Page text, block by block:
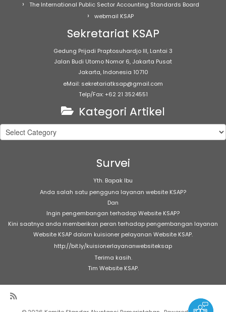
The International Public Sector Accounting Standards Board
webmail KSAP
Sekretariat KSAP
Gedung Prijadi Praptosuhardjo III, Lantai 3
Jalan Budi Utomo Nomor 6, Jakarta Pusat
Jakarta, Indonesia 10710
eMail: sekretariatksap@gmail.com
Telp/Fax: +62 21 3524551
Kategori Artikel
Kategori
Artikel
Survei
Yth. Bapak Ibu
Anda salah satu pengguna layanan website KSAP?
Dan
Ingin pengembangan terhadap Website KSAP?
Kini saatnya anda memberikan peran terhadap pengembangan layanan
Website KSAP dalam kuisioner pelayanan Website KSAP.
http://bit.ly/kuisionerlayananwebsiteksap
Terima kasih.
Tim Website KSAP.